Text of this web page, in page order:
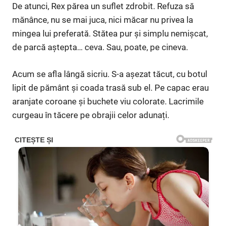
De atunci, Rex părea un suflet zdrobit. Refuza să
mănânce, nu se mai juca, nici măcar nu privea la
mingea lui preferată. Stătea pur și simplu nemișcat,
de parcă aștepta… ceva. Sau, poate, pe cineva.
Acum se afla lângă sicriu. S-a așezat tăcut, cu botul
lipit de pământ și coada trasă sub el. Pe capac erau
aranjate coroane și buchete viu colorate. Lacrimile
curgeau în tăcere pe obrajii celor adunați.